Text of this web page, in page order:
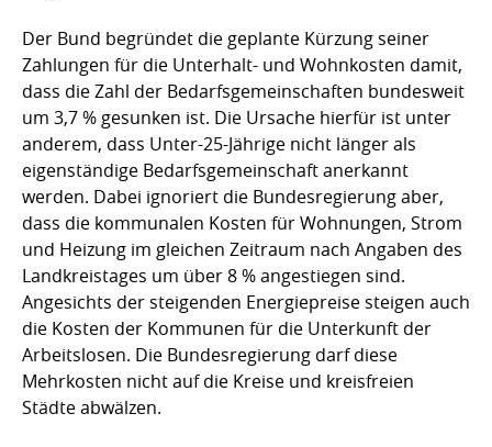
Der Bund begründet die geplante Kürzung seiner
Zahlungen für die Unterhalt- und Wohnkosten damit,
dass die Zahl der Bedarfsgemeinschaften bundesweit
um 3,7 % gesunken ist. Die Ursache hierfür ist unter
anderem, dass Unter-25-Jährige nicht länger als
eigenständige Bedarfsgemeinschaft anerkannt
werden. Dabei ignoriert die Bundesregierung aber,
dass die kommunalen Kosten für Wohnungen, Strom
und Heizung im gleichen Zeitraum nach Angaben des
Landkreistages um über 8 % angestiegen sind.
Angesichts der steigenden Energiepreise steigen auch
die Kosten der Kommunen für die Unterkunft der
Arbeitslosen. Die Bundesregierung darf diese
Mehrkosten nicht auf die Kreise und kreisfreien
Städte abwälzen.